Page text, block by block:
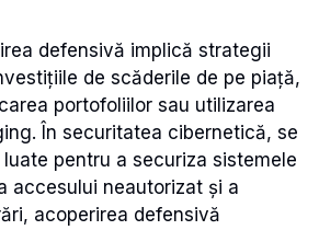
defensivă implică strategii
de scăderile de pe piață,
portofoliilor sau utilizarea
În securitatea cibernetică, se
pentru a securiza sistemele
accesului neautorizat și a
acoperirea defensivă